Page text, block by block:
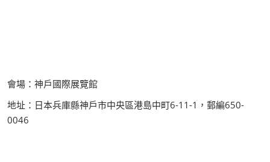
會場：神戶國際展覽館
地址：日本兵庫縣神戶市中央區港島中町6-11-1，郵編650-
0046